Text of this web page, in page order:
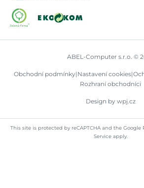
ABEL-Computer s.r.o. ©
Obchodní podmínky|Nastavení cookies|
Rozhraní obchodníci
Design by wpj.cz
This site is protected by reCAPTCHA and the Google
Serviceapply.